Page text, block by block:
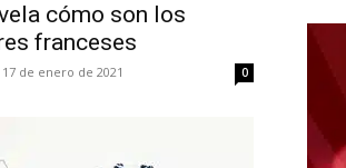
cómo son los
franceses
17 de enero de 2021 0